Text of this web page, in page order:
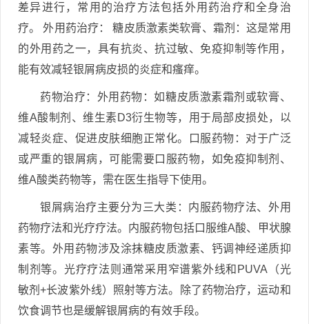
差异进行，常用的治疗方法包括外用药治疗和全身治
疗。 外用药治疗： 糖皮质激素类软膏、霜剂：这是常用
的外用药之一，具有抗炎、抗过敏、免疫抑制等作用，
能有效减轻银屑病皮损的炎症和瘙痒。
药物治疗：外用药物：如糖皮质激素霜剂或软膏、
维A酸制剂、维生素D3衍生物等，用于局部皮损处，以
减轻炎症、促进皮肤细胞正常化。口服药物：对于广泛
或严重的银屑病，可能需要口服药物，如免疫抑制剂、
维A酸类药物等，需在医生指导下使用。
银屑病治疗主要分为三大类：内服药物疗法、外用
药物疗法和光疗疗法。内服药物包括口服维A酸、甲状腺
素等。外用药物涉及涂抹糖皮质激素、钙调神经递质抑
制剂等。光疗疗法则通常采用窄谱紫外线和PUVA（光
敏剂+长波紫外线）照射等方法。除了药物治疗，运动和
饮食调节也是缓解银屑病的有效手段。